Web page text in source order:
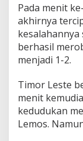
Pada menit
akhirnya
berhasil
menjadi 1-2.
Timor Leste
menit
kedudukan
Lemos.